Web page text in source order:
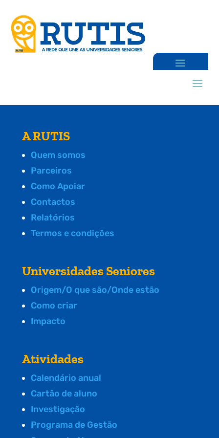
A RUTIS
Quem somos
Parceiros
Como Apoiar
Contactos
Relatórios
Termos e condições
Universidades Seniores
Origem/O que são/Onde estão
Como criar
Impacto
Atividades
Calendário anual
Cartão de aluno
Investigação
Programa de Gestão